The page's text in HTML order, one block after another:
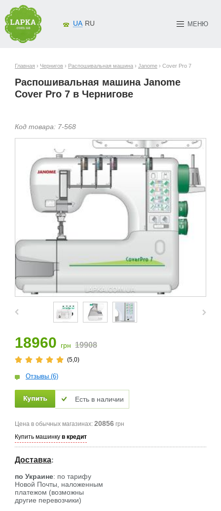
МЕНЮ
UA RU
Главная › Чернигов › Распошивальная машина › Janome › Cover Pro 7
Распошивальная машина Janome
Cover Pro 7 в Чернигове
Код товара: 7-568
18960 грн 19908
(5,0)
Отзывы (6)
Есть в наличии
Цена в обычных магазинах: 20856 грн
Купить машинку в кредит
Доставка:
по Украине: по тарифу
Новой Почты, наложенным
платежом (возможны
другие перевозчики)